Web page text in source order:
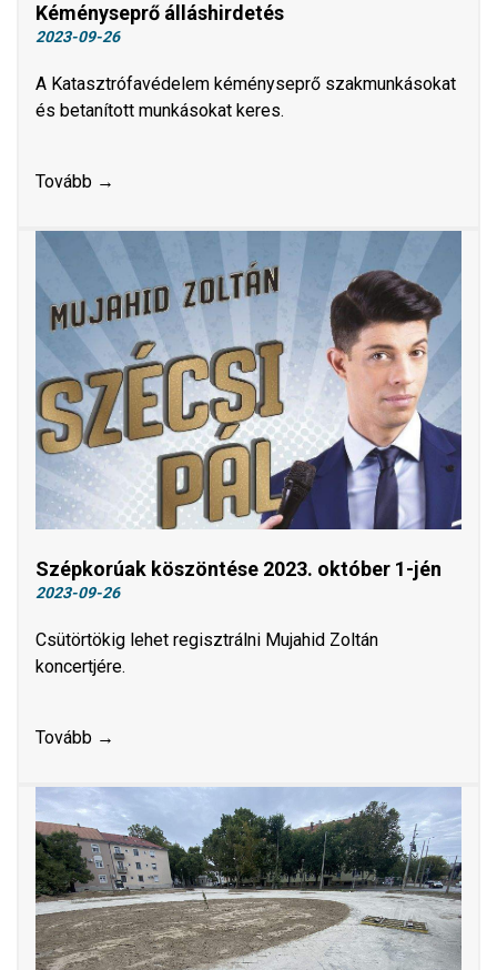
Kéményseprő álláshirdetés
2023-09-26
A Katasztrófavédelem kéményseprő szakmunkásokat
és betanított munkásokat keres.
Tovább →
Szépkorúak köszöntése 2023. október 1-jén
2023-09-26
Csütörtökig lehet regisztrálni Mujahid Zoltán
koncertjére.
Tovább →